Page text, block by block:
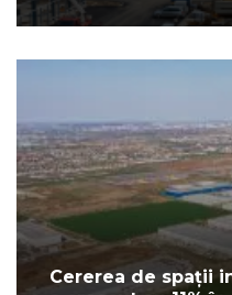
Cererea de spații